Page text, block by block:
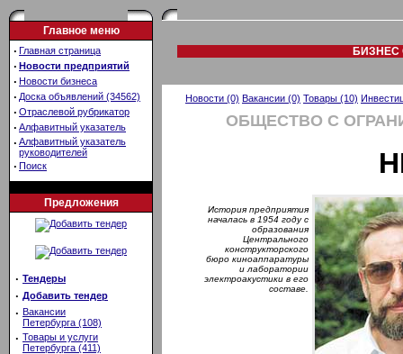
Главное меню
· Главная страница
· Новости предприятий
· Новости бизнеса
· Доска объявлений (34562)
· Отраслевой рубрикатор
· Алфавитный указатель
· Алфавитный указатель
руководителей
· Поиск
Предложения
· Тендеры
· Добавить тендер
· Вакансии
Петербурга (108)
· Товары и услуги
Петербурга (411)
БИЗНЕС
Новости (0) Вакансии (0) Товары (10)
ОБЩЕСТВО C
История предприятия
началась в 1954 году с
образования
Центрального
конструкторского
бюро киноаппаратуры
и лаборатории
электроакустики в его
составе.